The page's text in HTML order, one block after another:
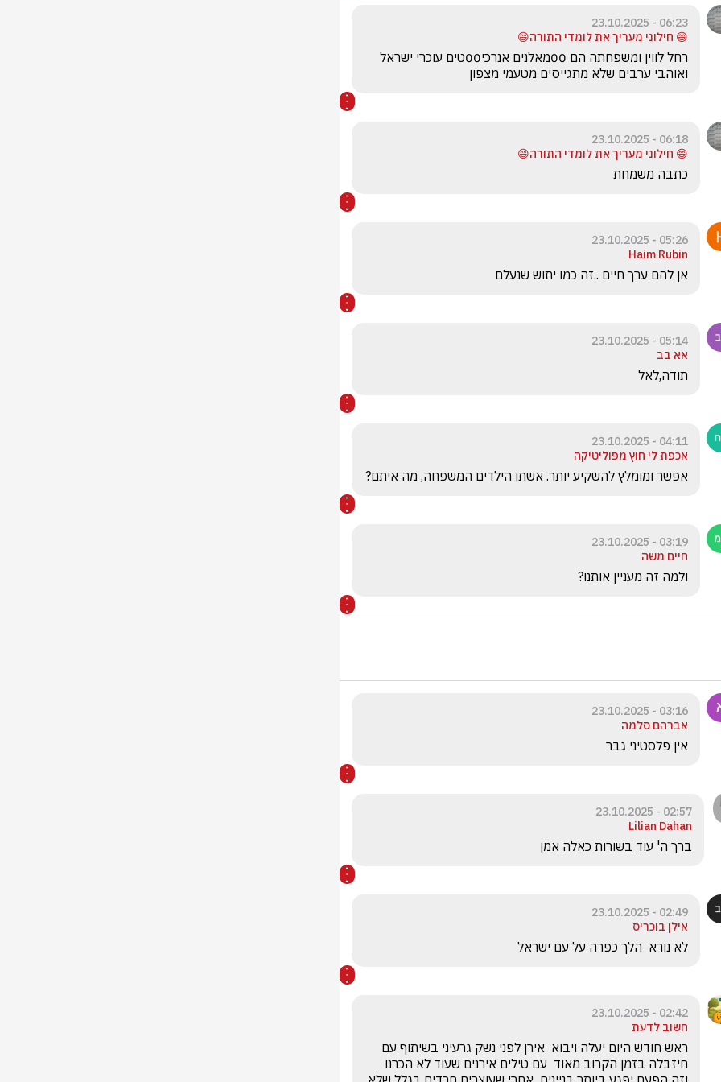
06:23 - 23.10.2025
😄 חילוני מעריך את לומדי התורה😄
ואוהבי ערבים שלא מתגייסים מטעמי מצפון
06:18 - 23.10.2025
😄 חילוני מעריך את לומדי התורה😄
כתבה משמחת
05:26 - 23.10.2025
Haim Rubin
אן להם ערך חיים ..זה כמו יתוש שנעלם
05:14 - 23.10.2025
אא בב
תודה,לאל
04:11 - 23.10.2025
אכפת לי חוץ מפוליטיקה
אפשר ומומלץ להשקיע יותר. אשתו הילדים המשפחה, מה איתם?
03:19 - 23.10.2025
חיים משה
ולמה זה מעניין אותנו?
03:16 - 23.10.2025
אברהם סלמה
אין פלסטיני גבר
02:57 - 23.10.2025
Lilian Dahan
ברך ה' עוד בשורות כאלה אמן
02:49 - 23.10.2025
אילן בוכריס
לא נורא  הלך כפרה על עם ישראל
02:42 - 23.10.2025
חשוב לדעת